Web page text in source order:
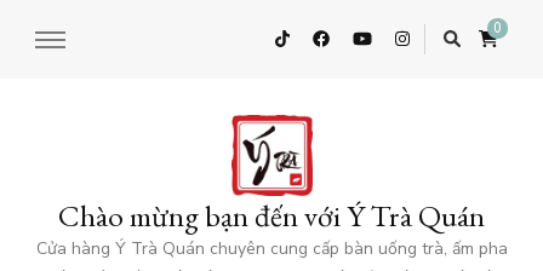
0
Chào mừng bạn đến với Ý Trà Quán
Cửa hàng Ý Trà Quán chuyên cung cấp bàn uống trà, ấm pha